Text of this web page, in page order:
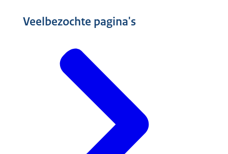
Veelbezochte pagina's